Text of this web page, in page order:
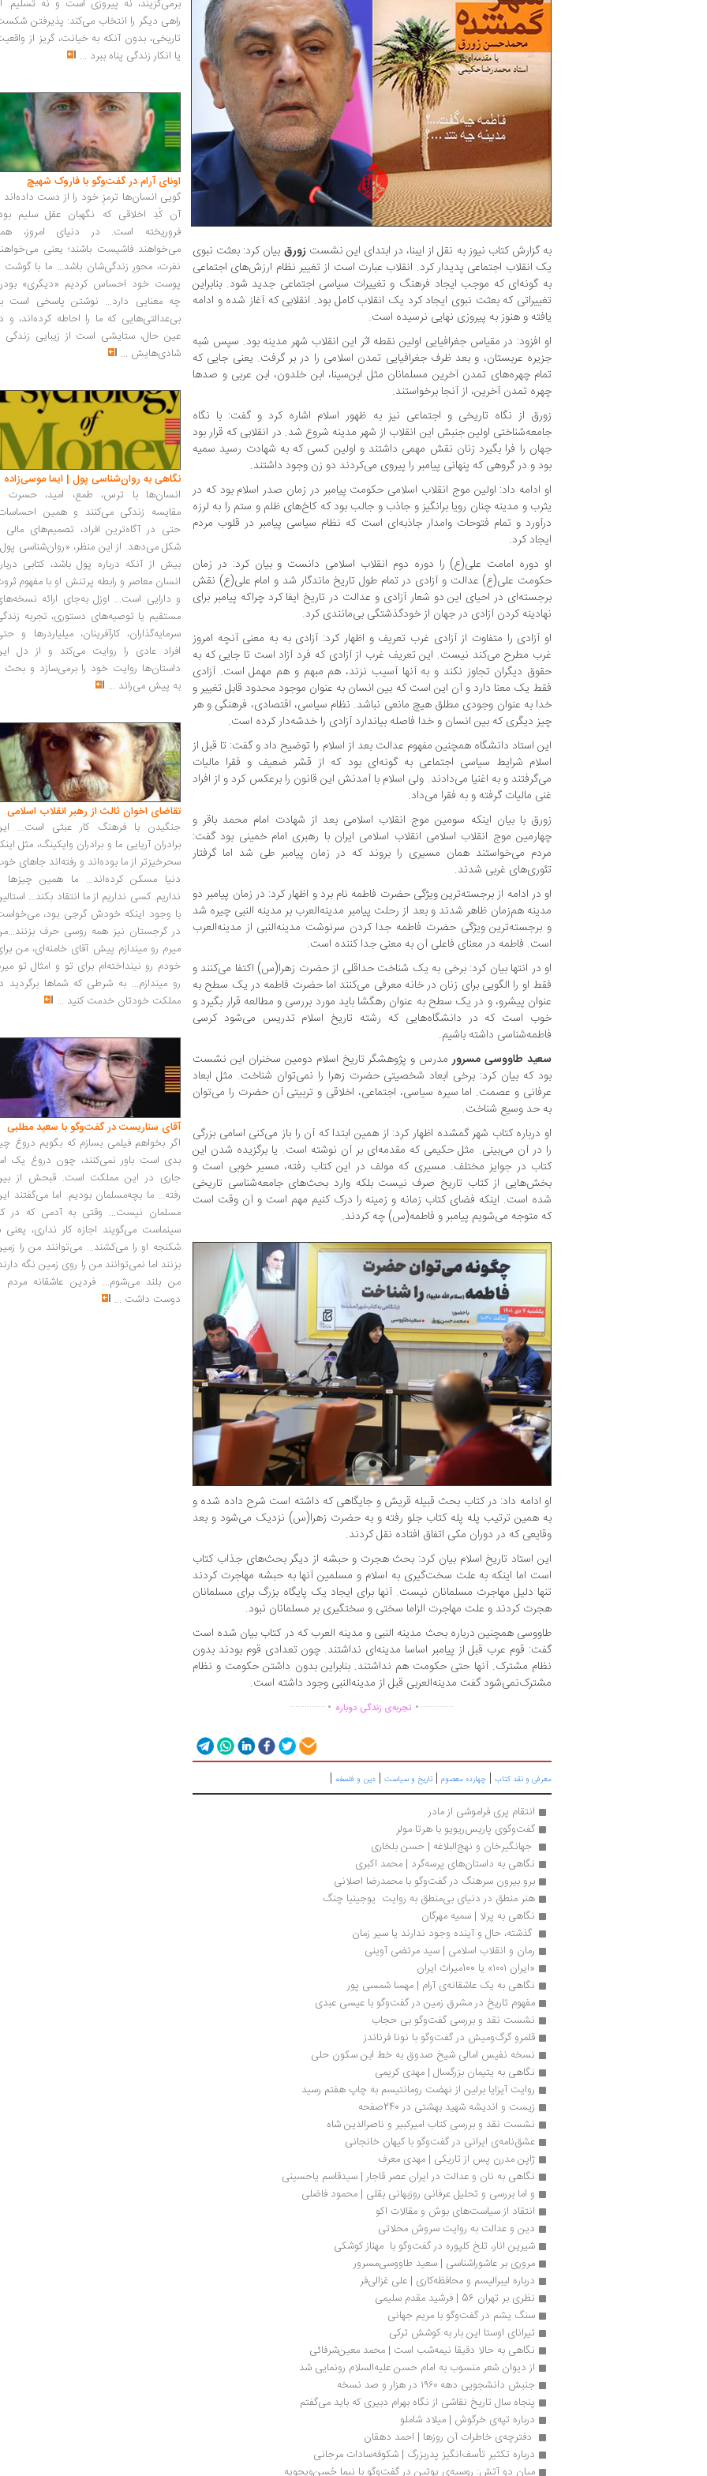
به گزارش کتاب نیوز به نقل از ایبنا، در ابتدای این نشست زورق بیان کرد: بعثت نبوی
یک انقلاب اجتماعی پدیدار کرد. انقلاب عبارت است از تغییر نظام ارزش‌های اجتماعی
به گونه‌ای که موجب ایجاد فرهنگ و تغییرات سیاسی اجتماعی جدید شود. بنابراین
تغییراتی که بعثت نبوی ایجاد کرد یک انقلاب کامل بود. انقلابی که آغاز شده و ادامه
یافته و هنوز به پیروزی نهایی نرسیده است.
او افزود: در مقیاس جغرافیایی اولین نقطه اثر این انقلاب شهر مدینه بود. سپس شبه
جزیره عربستان، و بعد ظرف جغرافیایی تمدن اسلامی را در بر گرفت. یعنی جایی که
تمام چهره‌های تمدن آخرین مسلمانان مثل ابن‌سینا، ابن خلدون، ابن عربی و صدها
چهره تمدن آخرین، از آنجا برخواستند.
زورق از نگاه تاریخی و اجتماعی نیز به ظهور اسلام اشاره کرد و گفت: با نگاه
جامعه‌شناختی اولین جنبش این انقلاب از شهر مدینه شروع شد. در انقلابی که قرار بود
جهان را فرا بگیرد زنان نقش مهمی داشتند و اولین کسی که به شهادت رسید سمیه
بود و در گروهی که پنهانی پیامبر را پیروی می‌کردند دو زن وجود داشتند.
او ادامه داد: اولین موج انقلاب اسلامی حکومت پیامبر در زمان صدر اسلام بود که در
یثرب و مدینه چنان رویا برانگیز و جاذب و جالب بود که کاخ‌های ظلم و ستم را به لرزه
درآورد و تمام فتوحات وامدار جاذبه‌ای است که نظام سیاسی پیامبر در قلوب مردم
ایجاد کرد.
او دوره امامت علی(ع) را دوره دوم انقلاب اسلامی دانست و بیان کرد: در زمان
حکومت علی(ع) عدالت و آزادی در تمام طول تاریخ ماندگار شد و امام علی(ع) نقش
برجسته‌ای در احیای این دو شعار آزادی و عدالت در تاریخ ایفا کرد چراکه پیامبر برای
نهادینه کردن آزادی در جهان از خودگذشتگی بی‌مانندی کرد.
او آزادی را متفاوت از آزادی غرب تعریف و اظهار کرد: آزادی به به معنی آنچه امروز
غرب مطرح می‌کند نیست. این تعریف غرب از آزادی که فرد آزاد است تا جایی که به
حقوق دیگران تجاوز نکند و به آنها آسیب نزند، هم مبهم و هم مهمل است. آزادی
فقط یک معنا دارد و آن این است که بین انسان به عنوان موجود محدود قابل تغییر و
خدا به عنوان وجودی مطلق هیچ مانعی نباشد. نظام سیاسی، اقتصادی، فرهنگی و هر
چیز دیگری که بین انسان و خدا فاصله بیاندارد آزادی را خدشه‌دار کرده است.
این استاد دانشگاه همچنین مفهوم عدالت بعد از اسلام را توضیح داد و گفت: تا قبل از
اسلام شرایط سیاسی اجتماعی به ‌گونه‌ای بود که از قشر ضعیف و فقرا مالیات
می‌گرفتند و به اغنیا می‌دادند. ولی اسلام با آمدنش این قانون را برعکس کرد و از افراد
غنی مالیات گرفته و به فقرا می‌داد.
زورق با بیان اینکه سومین موج انقلاب اسلامی بعد از شهادت امام محمد باقر و
چهارمین موج انقلاب اسلامی انقلاب اسلامی ایران با رهبری امام خمینی بود گفت:
مردم می‌خواستند همان مسیری را بروند که در زمان پیامبر طی شد اما گرفتار
تئوری‌های غربی شدند.
او در ادامه از برجسته‌ترین ویژگی حضرت فاطمه نام برد و اظهار کرد: در زمان پیامبر دو
مدینه هم‌زمان ظاهر شدند و بعد از رحلت پیامبر مدینه‌العرب بر مدینه النبی چیره شد
و برجسته‌ترین ویژگی حضرت فاطمه جدا کردن سرنوشت مدینه‌النبی از مدینه‌العرب
است. فاطمه در معنای فاعلی آن به معنی جدا کننده است.
او در انتها بیان کرد: برخی به یک شناخت حداقلی از حضرت زهرا(س) اکتفا می‌کنند و
فقط او را الگویی برای زنان در خانه معرفی می‌کنند اما حضرت فاطمه در یک سطح به
عنوان پیشرو، و در یک سطح به عنوان رهگشا باید مورد بررسی و مطالعه قرار بگیرد و
خوب است که در دانشگاه‌هایی که رشته تاریخ اسلام تدریس می‌شود کرسی
فاطمه‌شناسی داشته باشیم.
سعید طاووسی مسرور مدرس و پژوهشگر تاریخ اسلام دومین سخنران این نشست
بود که بیان کرد: برخی ابعاد شخصیتی حضرت زهرا را نمی‌توان شناخت. مثل ابعاد
عرفانی و عصمت. اما سیره سیاسی، اجتماعی، اخلاقی و تربیتی آن حضرت را می‌توان
به حد وسیع شناخت.
او درباره کتاب شهر گمشده اظهار کرد: از همین ابتدا که آن را باز می‌کنی اسامی بزرگی
را در آن می‌بینی. مثل حکیمی که مقدمه‌ای بر آن نوشته است. یا برگزیده شدن این
کتاب در جوایز مختلف. مسیری که مولف در این کتاب رفته، مسیر خوبی است و
بخش‌هایی از کتاب تاریخ صرف نیست بلکه وارد بحث‌های جامعه‌شناسی تاریخی
شده است. اینکه فضای کتاب زمانه و زمینه را درک کنیم مهم است و آن وقت است
که متوجه می‌شویم پیامبر و فاطمه(س) چه کردند.
او ادامه داد: در کتاب بحث قبیله قریش و جایگاهی که داشته است شرح داده شده و
به همین ترتیب پله پله کتاب جلو رفته و به حضرت زهرا(س) نزدیک می‌شود و بعد
وقایعی که در دوران مکی اتفاق افتاده نقل کردند.
این استاد تاریخ اسلام بیان کرد: بحث هجرت و حبشه از دیگر بحث‌های جذاب کتاب
است اما اینکه به علت سخت‌گیری به اسلام و مسلمین آنها به حبشه مهاجرت کردند
تنها دلیل مهاجرت مسلمانان نیست. آنها برای ایجاد یک پایگاه بزرگ برای مسلمانان
هجرت کردند و علت مهاجرت الزاما سختی و سختگیری بر مسلمانان نبود.
طاووسی همچنین درباره بحث مدینه النبی و مدینه العرب که در کتاب بیان شده است
گفت: قوم عرب قبل از پیامبر اساسا مدینه‌ای نداشتند. چون تعدادی قوم بودند بدون
نظام مشترک. آنها حتی حکومت هم نداشتند. بنابراین بدون داشتن حکومت و نظام
مشترک‌نمی‌شود گفت مدینه‌العربی قبل از مدینه‌النبی وجود داشته است.
................ تجربه‌ی زندگی دوباره...............
معرفی و نقد کتاب | چهارده معصوم | تاریخ و سیاست | دین و فلسفه |
انتقام پری فراموشی از مادر
گفت‌وگوی پاریس‌ریویو با هرتا مولر
جهانگیرخان و نهج‌البلاغه | حسن بلخاری
نگاهی به داستان‌های پرسه‌گرد | محمد اکبری
برو بیرون سرهنگ در گفت‌وگو با محمدرضا اصلانی
هنر منطق در دنیای بی‌منطق به روایت  یوجینیا چنگ
نگاهی به پرلا | سمیه مهرگان
گذشته، حال و آینده وجود ندارند یا سیر زمان
رمان و انقلاب اسلامی | سید مرتضی آوینی
«ایران ۱۰۰۱» یا 100میراث ایران
نگاهی به یک عاشقانه‌ی آرام | مهسا شمسی پور
مفهوم تاریخ در مشرق زمین در گفت‌وگو با عیسی عبدی
نشست نقد و بررسی گفت‌وگو بی حجاب
قلمرو گرگ‌ومیش در گفت‌وگو با نونا فرناندز
نسخه نفیس امالی شیخ صدوق به خط ابن سکون حلی
نگاهی به یتیمان بزرگسال | مهد‌ی کریمی
روایت آیزایا برلین از نهضت رومانتیسم به چاپ هفتم رسید
زیست و اندیشه شهید بهشتی در 240صفحه
نشست نقد و بررسی کتاب امیرکبیر و ناصرالدین شاه
عشق‌نامه‌ی ایرانی در گفت‌وگو با کیهان خانجانی
ژاپن مدرن پس از تاریکی | مهدی معرف
نگاهی به نان و عدالت در ایران عصر قاجار | سیدقاسم یاحسینی
و اما بررسی و تحلیل عرفانی روزبهانی بقلی | محمود فاضلی
انتقاد از سیاست‌های بوش و مقالات اکو
دین و عدالت به روایت سروش محلاتی
شیرین انار، تلخ کلپوره در گفت‌وگو با  مهناز کوشکی
مروری بر عاشوراشناسی | سعید طاووسی‌مسرور
درباره لیبرالیسم و محافظه‌کاری | علی غزالی‌فر
نظری بر تهران 56 | فرشید مقدم سلیمی
سنگ یشم در گفت‌وگو با مریم جهانی
تیرانای اوستا این بار به کوشش ترکی
نگاهی به حالا دقیقا نیمه‌شب است | محمد معین‌شرفائی
از دیوان شعر منسوب به امام حسن علیه‌السلام رونمایی شد
جنبش دانشجویی دهه ۱۹۶۰ در هزار و صد نسخه
پنجاه سال تاریخ نقاشی از نگاه بهرام دبیری که باید می‌گفتم
درباره تپه‌ی خرگوش | میلاد شاملو
دفترچه‌ی خاطرات آن روزها | احمد دهقان
درباره تکثیر تأسف‌انگیز پدر‌بزرگ | شکوفه‌سادات مرجانی
میان دو آتش: روسیه‌ی پوتین در گفت‌وگو با نیما حُسن‌ویجویه
برمی‌گزیند، نه پیروزی است و نه تسلیم.
راهی دیگر را انتخاب می‌کند: پذیرفتن
تاریخی، بدون آنکه به خیانت، گریز از
یا انکار زندگی پناه ببرد ...
اونای آرام در گفت‌وگو با فاروک شهیچ‭
گویی انسان‌ها ترمزِ خود را از دست داده‌اند
آن کُدِ اخلاقی که نگهبان عقل سلیم
فروریخته است. در دنیای امروز،
می‌خواهند فاشیست باشند؛ یعنی
نفرت، محورِ زندگی‌شان باشد... ما با گوشت
پوست خود احساس کردیم «دیگری»
چه معنایی دارد... نوشتن پاسخی است
بی‌عدالتی‌هایی که ما را احاطه کرده‌اند، و
عین حال، ستایشی است از زیبایی زندگی
شادی‌هایش ...
نگاهی به روان‌شناسی پول | ایما موسی‌زاده
انسان‌ها با ترس، طمع، امید، حسرت
مقایسه زندگی می‌کنند و همین
حتی در آگاه‌ترین افراد، تصمیم‌های مالی
شکل می‌دهد. از این منظر، «روان‌شناسی
بیش از آنکه درباره پول باشد، کتابی
انسان معاصر و رابطه پرتنش او با مفهوم
و دارایی است... اوزل به‌جای ارائه
مستقیم یا توصیه‌های دستوری، تجربه
سرمایه‌گذاران، کارآفرینان، میلیاردرها و
افراد عادی را روایت می‌کند و از دل
داستان‌ها روایت خود را برمی‌سازد و بحث
به پیش می‌راند ...
تقاضای اخوان ثالث از رهبر انقلاب اسلامی
جنگیدن با فرهنگ کار عبثی است...
برادران آریایی ما و برادران وایکینگ، مثل
سحرخیزتر از ما بوده‌اند و رفته‌اند جاهای
دنیا مسکن کرده‌اند... ما همین چیزها
نداریم. کسی نداریم از ما انتقاد بکند...
با وجود اینکه خودش گرجی بود،
در گرجستان نیز همه روسی حرف
میرم رو میندازم پیش آقای خامنه‌ای، من
خودم رو نینداخته‌ام برای تو و امثال تو
رو میندازم... به شرطی که شماها برگردید
مملکت خودتان خدمت کنید ...
آقای سناریست در گفت‌وگو با سعید مطلبی
اگر بخواهم فیلمی بسازم که بگویم دروغ
بدی است باور نمی‌کنند، چون دروغ یک
جاری در این مملکت است. قبحش از
رفته... ما بچه‌مسلمان بودیم. اما می‌گفتند
مسلمان نیست... وقتی به آدمی که در
سینماست می‌گویند اجازه کار نداری، یعنی
شکنجه او را می‌کشند... می‌توانند من را
بزنند اما نمی‌توانند من را روی زمین نگه
من بلند می‌شوم... فردین عاشقانه مردم
دوست داشت ...